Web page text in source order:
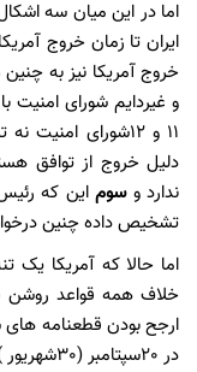
اما در این میان سه
ایران تا زمان خروج
خروج آمریکا نیز به
و غیردایم شورای امنیت
11 و 12شورای
دلیل خروج از توافق
ندارد وسوماین که
تشخیص داده چنین
اما حالا که آمریکا یک
خلاف همه قواعد روشن
ارجح بودن قطعنامه های
در 20سپتامبر (30شهریور ) حاکم کند، چه اتفاقی خواهد افتاد؟